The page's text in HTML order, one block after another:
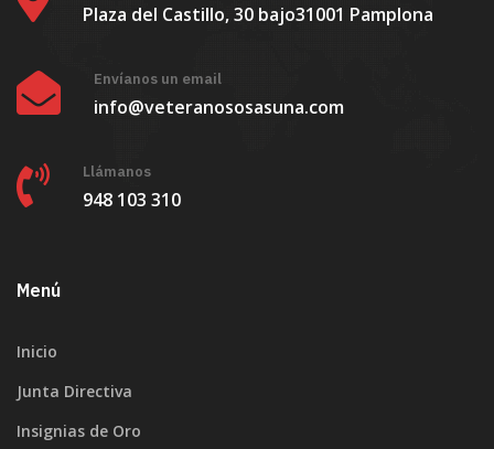
Plaza del Castillo, 30 bajo31001 Pamplona
Envíanos un email
info@veteranososasuna.com
Llámanos
948 103 310
Menú
Inicio
Junta Directiva
Insignias de Oro